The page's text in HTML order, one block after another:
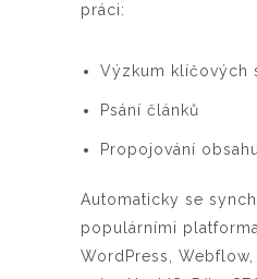
práci:
Výzkum klíčových
Psání článků
Propojování
Automaticky se
populárními
WordPress,